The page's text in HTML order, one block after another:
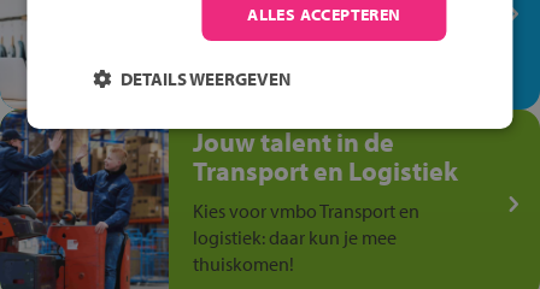
Ontdek via het vmbo jouw talent
op de winkelvloer, waar elke dag
anders is!
Jouw talent in de
Transport en Logistiek
Kies voor vmbo Transport en
logistiek: daar kun je mee
thuiskomen!
ALLES ACCEPTEREN
DETAILS WEERGEVEN